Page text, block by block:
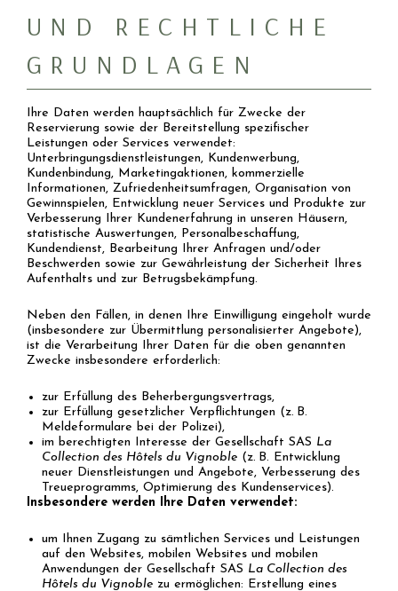
UND RECHTLICHE
GRUNDLAGEN
Ihre Daten werden hauptsächlich für Zwecke der
Reservierung sowie der Bereitstellung spezifischer
Leistungen oder Services verwendet:
Unterbringungsdienstleistungen, Kundenwerbung,
Kundenbindung, Marketingaktionen, kommerzielle
Informationen, Zufriedenheitsumfragen, Organisation von
Gewinnspielen, Entwicklung neuer Services und Produkte zur
Verbesserung Ihrer Kundenerfahrung in unseren Häusern,
statistische Auswertungen, Personalbeschaffung,
Kundendienst, Bearbeitung Ihrer Anfragen und/oder
Beschwerden sowie zur Gewährleistung der Sicherheit Ihres
Aufenthalts und zur Betrugsbekämpfung.
Neben den Fällen, in denen Ihre Einwilligung eingeholt wurde
(insbesondere zur Übermittlung personalisierter Angebote),
ist die Verarbeitung Ihrer Daten für die oben genannten
Zwecke insbesondere erforderlich:
zur Erfüllung des Beherbergungsvertrags,
zur Erfüllung gesetzlicher Verpflichtungen (z. B.
Meldeformulare bei der Polizei),
im berechtigten Interesse der Gesellschaft SAS La
Collection des Hôtels du Vignoble(z. B. Entwicklung
neuer Dienstleistungen und Angebote, Verbesserung des
Treueprogramms, Optimierung des Kundenservices).
Insbesondere werden Ihre Daten verwendet:
um Ihnen Zugang zu sämtlichen Services und Leistungen
auf den Websites, mobilen Websites und mobilen
Anwendungen der Gesellschaft SAS La Collection des
Hôtels du Vignoblezu ermöglichen: Erstellung eines